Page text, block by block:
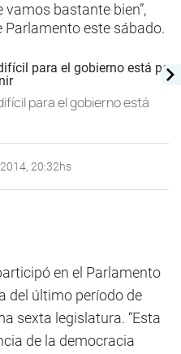
vamos bastante bien”,
Parlamento este sábado.
para el gobierno está
20:32hs
en el Parlamento
del último período de
sexta legislatura. “Esta
de la democracia